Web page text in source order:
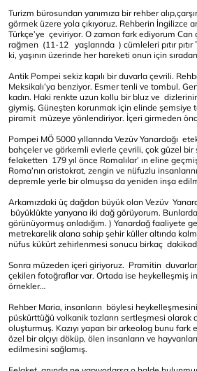
Turizm bürosundan yanımıza bir rehber
görmek üzere yola çıkıyoruz. Rehberin İngilizce
Türkçe’ye çeviriyor. O zaman fark ediyorum Can
rağmen (11-12 yaşlarında ) cümleleri pıtır pıtır
ki, yaşının üzerinde her hareketi onun için
Antik Pompei sekiz kapılı bir duvarla çevrili.
Meksikalı’ya benziyor. Esmer tenli ve tombul.
kadın. Haki renkte uzun kollu bir bluz ve
giymiş. Güneşten korunmak için elinde şemsiye
piramit müzeye yönlendiriyor. İçeri girmeden
Pompei MÖ 5000 yıllarında Vezüv Yanardağı
bahçeler ve görkemli evlerle çevrili, çok güzel bir
felaketten 179 yıl önce Romalılar’ ın eline
Roma’nın aristokrat, zengin ve nüfuzlu
depremle yerle bir olmuşsa da yeniden inşa
Arkamızdaki üç dağdan büyük olan Vezüv
büyüklükte yanyana iki dağ görüyorum.
görünüyormuş anladığım. ) Yanardağ faaliyete
metrekarelik alana sahip şehir küller altında
nüfus kükürt zehirlenmesi sonucu birkaç
Sonra müzeden içeri giriyoruz. Pramitin
çekilen fotoğraflar var. Ortada ise heykelleşmiş
örnekler…
Rehber Maria, insanların böylesi
püskürttüğü volkanik tozların sertleşmesi olarak
oluşturmuş. Kazıyı yapan bir arkeolog bunu fark
özel bir alçıyı döküp, ölen insanların ve
edilmesini sağlamış.